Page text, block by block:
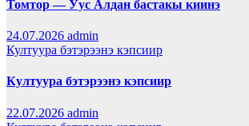
Томтор — Уус Алдан бастакы киинэ
24.07.2026 admin
Култуура бэтэрээнэ кэпсиир
Култуура бэтэрээнэ кэпсиир
22.07.2026 admin